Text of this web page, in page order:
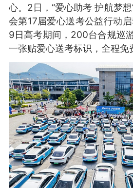
心。2日，“爱心助考 护航梦想
会第17届爱心送考公益行动
9日高考期间，200台合规巡
一张贴爱心送考标识，全程免